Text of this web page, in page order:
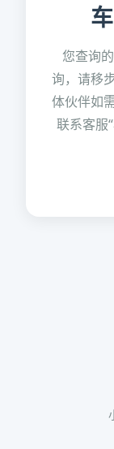
您查询
询，请移
体伙伴如
联系客服